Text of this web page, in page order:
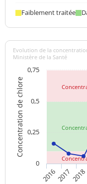
Faiblement traitée
Concentration de chlore
Evolution de la
Ministère de la Santé
20162017 2018
0
0,25
0,5
0,75